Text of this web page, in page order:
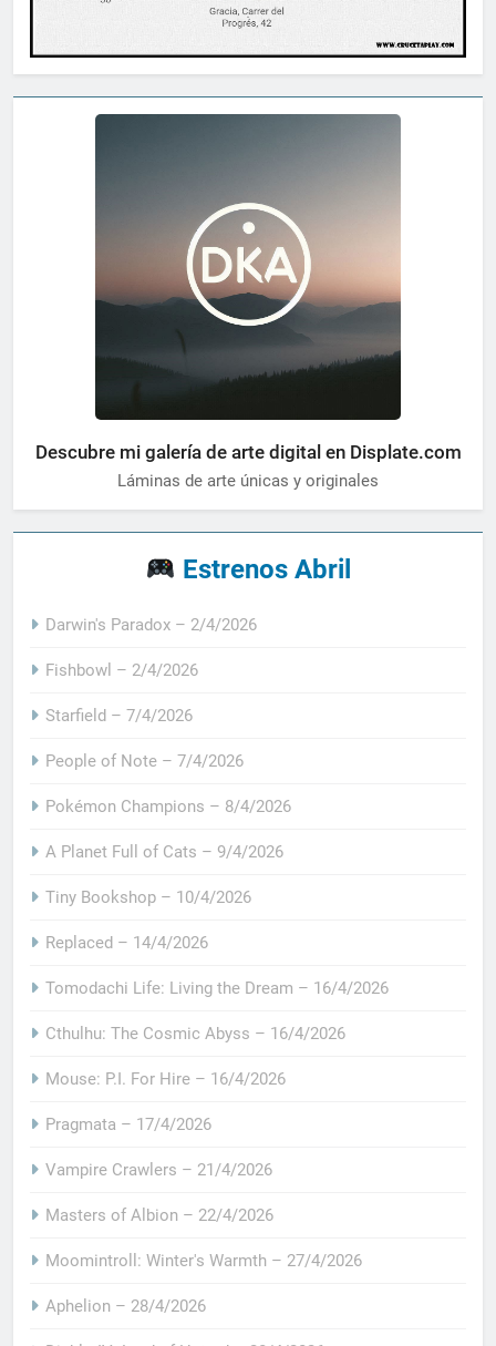
Descubre mi galería de arte digital en Displate.com
Láminas de arte únicas y originales
Estrenos Abril
Darwin's Paradox – 2/4/2026
Fishbowl – 2/4/2026
Starfield – 7/4/2026
People of Note – 7/4/2026
Pokémon Champions – 8/4/2026
A Planet Full of Cats – 9/4/2026
Tiny Bookshop – 10/4/2026
Replaced – 14/4/2026
Tomodachi Life: Living the Dream – 16/4/2026
Cthulhu: The Cosmic Abyss – 16/4/2026
Mouse: P.I. For Hire – 16/4/2026
Pragmata – 17/4/2026
Vampire Crawlers – 21/4/2026
Masters of Albion – 22/4/2026
Moomintroll: Winter's Warmth – 27/4/2026
Aphelion – 28/4/2026